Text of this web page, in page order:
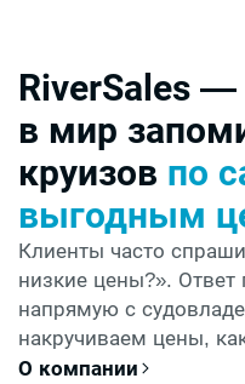
RiverSales —
в мир
круизов по
выгодным
Клиенты часто
низкие цены?».
напрямую с
накручиваем цены,
О компании